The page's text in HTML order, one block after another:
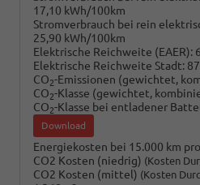
17,10 kWh/100km
Stromverbrauch bei rein
25,90 kWh/100km
Elektrische Reichweite (EAER):
Elektrische Reichweite Stadt:
CO2-Emissionen (gewichtet,
CO2-Klasse (gewichtet,
CO2-Klasse bei entladener
Download
Energiekosten bei 15.000 km
CO2 Kosten (niedrig) (Kosten
CO2 Kosten (mittel) (Kosten